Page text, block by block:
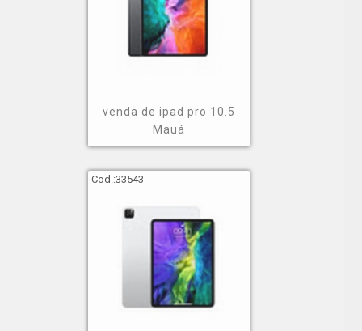
venda de ipad pro 10.5
Mauá
Cod.:33543